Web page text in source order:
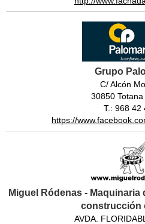
Grupo
C/ Alcón
30850
T.: 968 42
https://
Miguel Ródenas -
construcción
AVDA.